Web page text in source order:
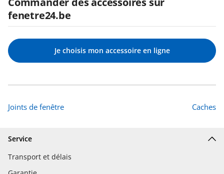
fenetre24.be
Je choisis mon accessoire en ligne
Joints de fenêtre Caches
Service
Transport et délais